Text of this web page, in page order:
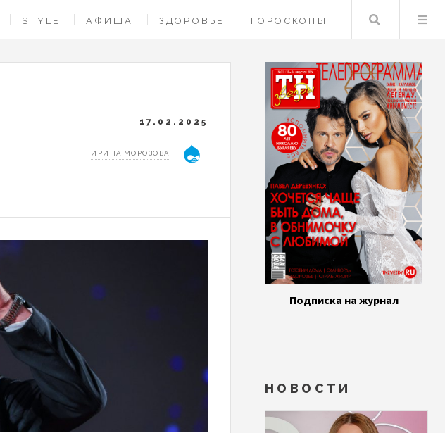
STYLE АФИША ЗДОРОВЬЕ ГОРОСКОПЫ Поиск
17.02.2025
ИРИНА МОРОЗОВА
Подписка на журнал
НОВОСТИ